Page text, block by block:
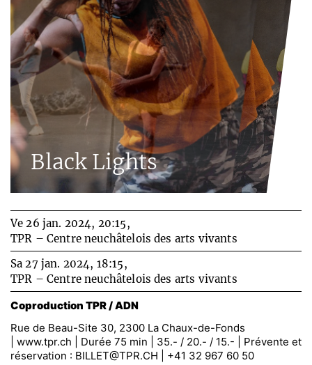
Black Lights
Ve 26 jan. 2024, 20:15,
TPR – Centre neuchâtelois des arts vivants
Sa 27 jan. 2024, 18:15,
TPR – Centre neuchâtelois des arts vivants
Coproduction TPR / ADN
Rue de Beau-Site 30, 2300 La Chaux-de-Fonds
www.tpr.ch | Durée 75 min | 35.- / 20.- / 15.- | Prévente et
réservation : BILLET@TPR.CH | +41 32 967 60 50